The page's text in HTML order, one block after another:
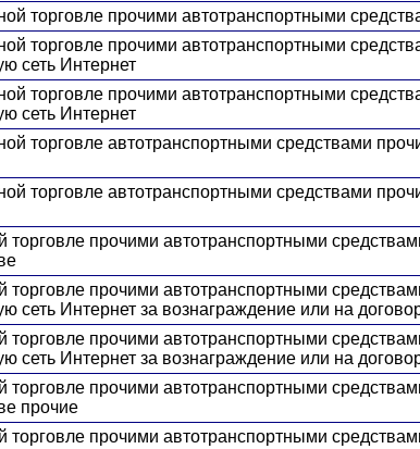
торговле прочими автотранспортными
торговле прочими автотранспортными
сеть Интернет
торговле прочими автотранспортными
сеть Интернет
торговле автотранспортными средствами
торговле автотранспортными средствами
торговле прочими автотранспортными
торговле прочими автотранспортными
сеть Интернет за вознаграждение или на
торговле прочими автотранспортными
сеть Интернет за вознаграждение или на
торговле прочими автотранспортными
прочие
торговле прочими автотранспортными